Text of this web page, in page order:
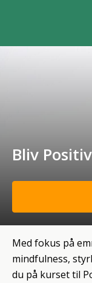
Bliv
Med fokus på
mindfulness,
du på kurset til